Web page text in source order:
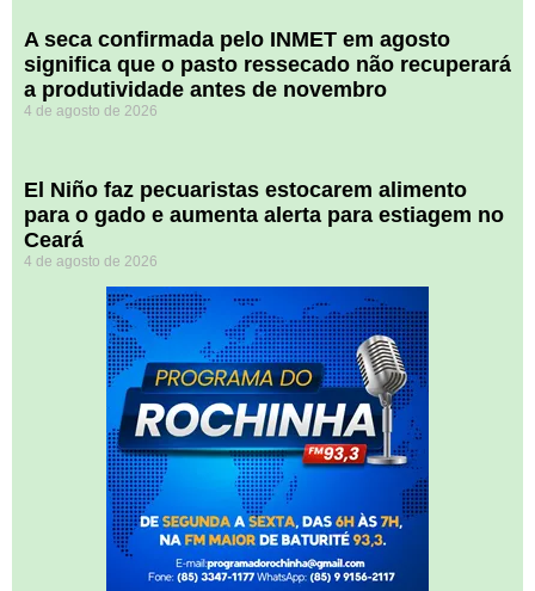
A seca confirmada pelo INMET em agosto
significa que o pasto ressecado não recuperará
a produtividade antes de novembro
4 de agosto de 2026
El Niño faz pecuaristas estocarem alimento
para o gado e aumenta alerta para estiagem no
Ceará
4 de agosto de 2026